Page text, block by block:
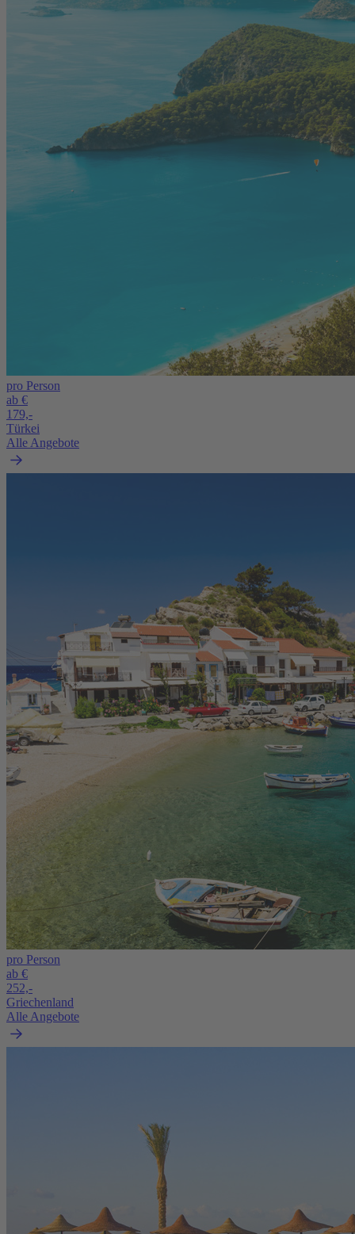
pro Person
ab €
179,-
Türkei
Alle Angebote
pro Person
ab €
252,-
Griechenland
Alle Angebote